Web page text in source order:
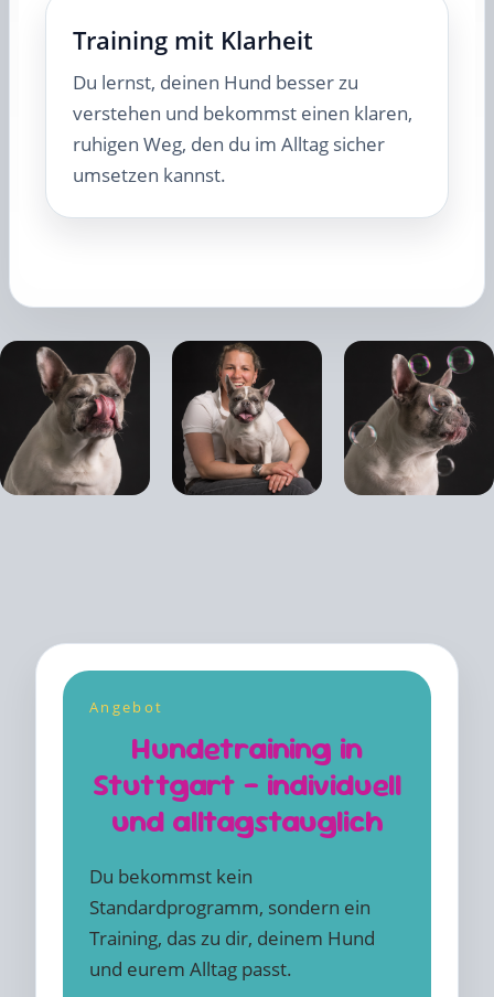
Training mit Klarheit
Du lernst, deinen Hund besser zu
verstehen und bekommst einen klaren,
ruhigen Weg, den du im Alltag sicher
umsetzen kannst.
Angebot
Hundetraining in
Stuttgart – individuell
und alltagstauglich
Du bekommst kein
Standardprogramm, sondern ein
Training, das zu dir, deinem Hund
und eurem Alltag passt.